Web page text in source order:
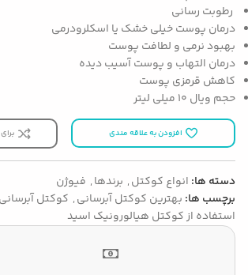
رطوبت رسانی
درمان پوست خیلی خشک یا اسکلرودرمی
بهبود نرمی و لطافت پوست
درمان التهاب و پوست آسیب دیده
کاهش قرمزی پوست
حجم ویال 10 میلی لیتر
افزودن به علاقه مندی
دسته ها: انواع کوکتل, برندها, فیوژن
برچسب ها: بهترین کوکتل آبرسانی, کوکتل
استفاده از کوکتل هیالورونیک اسید